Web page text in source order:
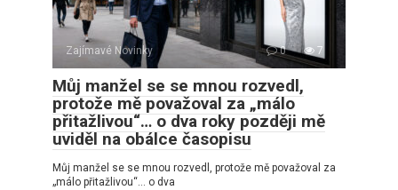
Zajímavé Novinky 0 7
Můj manžel se se mnou rozvedl,
protože mě považoval za „málo
přitažlivou“… o dva roky později mě
uviděl na obálce časopisu
Můj manžel se se mnou rozvedl, protože mě považoval za
„málo přitažlivou“… o dva